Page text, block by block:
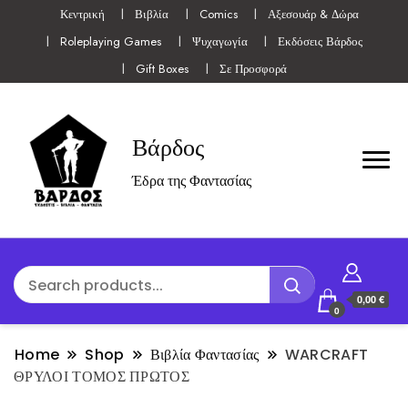
Κεντρική Βιβλία Comics
Αξεσουάρ & Δώρα
Roleplaying Games
Ψυχαγωγία
Εκδόσεις Βάρδος
Gift Boxes
Σε Προσφορά
Βάρδος
Έδρα της Φαντασίας
0
0,00 €
Home Shop Βιβλία Φαντασίας
WARCRAFT
ΘΡΥΛΟΙ ΤΟΜΟΣ ΠΡΩΤΟΣ